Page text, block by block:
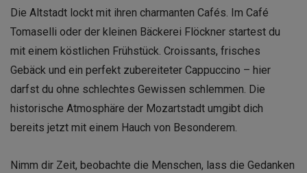
Die Altstadt lockt mit ihren charmanten Cafés. Im Café
Tomaselli oder der kleinen Bäckerei Flöckner startest du
mit einem köstlichen Frühstück. Croissants, frisches
Gebäck und ein perfekt zubereiteter Cappuccino – hier
darfst du ohne schlechtes Gewissen schlemmen. Die
historische Atmosphäre der Mozartstadt umgibt dich
bereits jetzt mit einem Hauch von Besonderem.
Nimm dir Zeit, beobachte die Menschen, lass die Gedanken